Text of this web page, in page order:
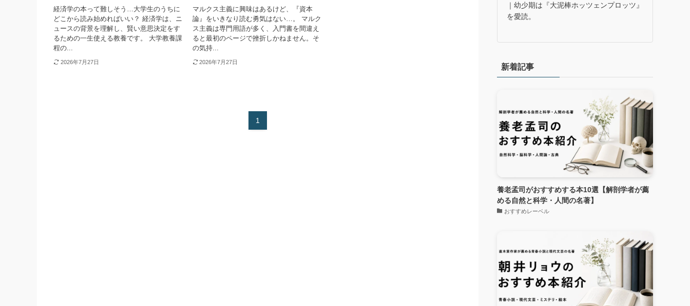
経済学の本って難しそう…大学生のうちに
どこから読み始めればいい？ 経済学は、ニ
ュースの背景を理解し、賢い意思決定をす
るための一生使える教養です。 大学教養課
程の...
2026年7月27日
マルクス主義に興味はあるけど、『資本
論』をいきなり読む勇気はない…。 マルク
ス主義は専門用語が多く、入門書を間違え
ると最初のページで挫折しかねません。そ
の気持...
2026年7月27日
1
｜幼少期は『大泥棒ホッツェンプロッツ』
を愛読。
新着記事
養老孟司がおすすめする本10選【解剖学者が薦
める自然と科学・人間の名著】
おすすめレーベル